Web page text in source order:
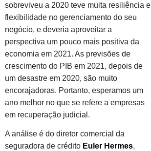
sobreviveu a 2020 teve muita resiliência e
flexibilidade no gerenciamento do seu
negócio, e deveria aproveitar a
perspectiva um pouco mais positiva da
economia em 2021. As previsões de
crescimento do PIB em 2021, depois de
um desastre em 2020, são muito
encorajadoras. Portanto, esperamos um
ano melhor no que se refere a empresas
em recuperação judicial.
A análise é do diretor comercial da
seguradora de crédito Euler Hermes,